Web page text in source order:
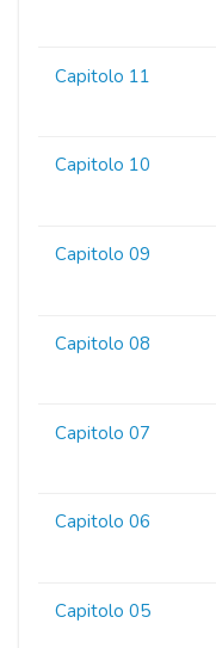
Capitolo 11
Capitolo 10
Capitolo 09
Capitolo 08
Capitolo 07
Capitolo 06
Capitolo 05